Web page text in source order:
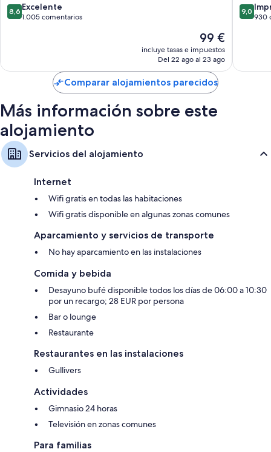
8.6
sobre
8,6 Excelente
1.005 comentarios
El
precio
actual
de
99 €
99 €
incluye tasas e impuestos
Del 22 ago al 23 ago
9.0
sobre
9,0
930
Comparar alojamientos parecidos
Más información sobre este
alojamiento
Servicios del alojamiento
Internet
Wifi gratis en todas las habitaciones
Wifi gratis disponible en algunas zonas comunes
Aparcamiento y servicios de transporte
No hay aparcamiento en las instalaciones
Comida y bebida
Desayuno bufé disponible todos los días de 06:00 a 10:30
por un recargo; 28 EUR por persona
Bar o lounge
Restaurante
Restaurantes en las instalaciones
Gullivers
Actividades
Gimnasio 24 horas
Televisión en zonas comunes
Para familias